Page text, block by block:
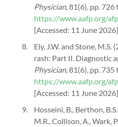
Physician, 81(6), pp. 726
https://www.aafp.org/
[Accessed: 11 June 2026].
Ely, J.W. and Stone, M.S.
rash: Part II. Diagnostic
Physician, 81(6), pp. 735
https://www.aafp.org/
[Accessed: 11 June 2026].
Hosseini, B., Berthon,
M.R., Collison, A., Wark,